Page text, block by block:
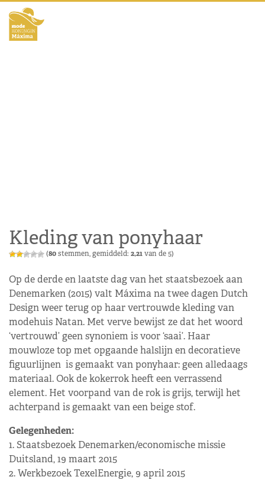
Kleding van ponyhaar
(80stemmen, gemiddeld: 2,21van de 5)
Op de derde en laatste dag van het staatsbezoek aan
Denemarken (2015) valt Máxima na twee dagen Dutch
Design weer terug op haar vertrouwde kleding van
modehuis Natan. Met verve bewijst ze dat het woord
‘vertrouwd’ geen synoniem is voor ‘saai’. Haar
mouwloze top met opgaande halslijn en decoratieve
figuurlijnen is gemaakt van ponyhaar: geen alledaags
materiaal. Ook de kokerrok heeft een verrassend
element. Het voorpand van de rok is grijs, terwijl het
achterpand is gemaakt van een beige stof.
Gelegenheden:
1. Staatsbezoek Denemarken/economische missie
Duitsland, 19 maart 2015
2. Werkbezoek TexelEnergie, 9 april 2015